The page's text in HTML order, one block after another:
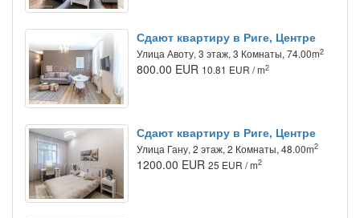
Сдают квартиру в Риге, Центре
Улица Авоту, 3 этаж, 3 Комнаты, 74.00m2
800.00 EUR 10.81 EUR / m2
Сдают квартиру в Риге, Центре
Улица Гану, 2 этаж, 2 Комнаты, 48.00m2
1200.00 EUR 25 EUR / m2